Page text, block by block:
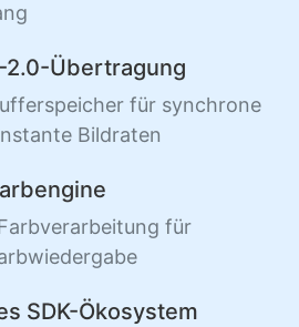
2.0-Übertragung
für synchrone
Bildraten
für
SDK-Ökosystem